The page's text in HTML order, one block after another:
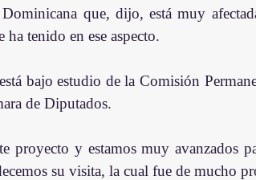
que, dijo, está muy
tenido en ese aspecto.
bajo estudio de la Comisión
de Diputados.
proyecto y estamos muy avanzados
su visita, la cual fue de mucho